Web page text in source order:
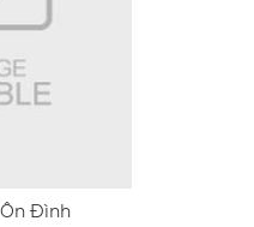
Ôn Đình